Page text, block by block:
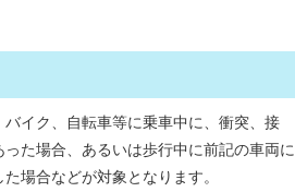
バイク、自転車等に乗車中に、衝突、接
た場合、あるいは歩行中に前記の車両に
場合などが対象となります。